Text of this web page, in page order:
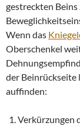
gestreckten Beins
Wenn das
Oberschenkel
der Beinrückseite
auffinden:
Verkürzungen